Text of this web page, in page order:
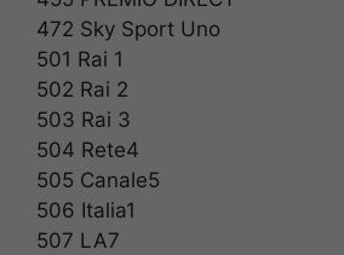
472 Sky Sport Uno
501 Rai 1
502 Rai 2
503 Rai 3
504 Rete4
505 Canale5
506 Italia1
507 LA7